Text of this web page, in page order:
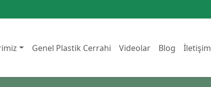
Genel Plastik Cerrahi Videolar Blog İletişim